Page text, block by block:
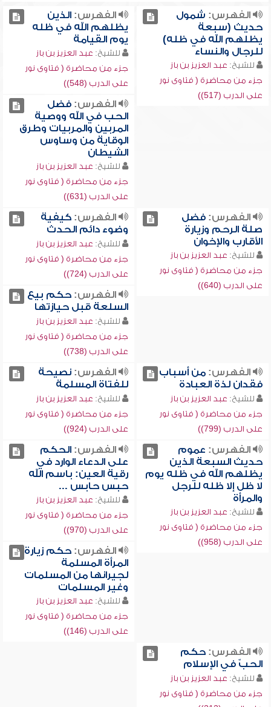
الفهرس: شمول
حديث (سبعة
يظلهم الله في ظله)
للرجال والنساء
للشيخ: عبد العزيز بن باز
جزء من محاضرة ( فتاوى نور
على الدرب (517))
الفهرس:الذين
يظلهم الله في ظله
يوم القيامة
للشيخ: عبد العزيز بن باز
جزء من محاضرة ( فتاوى نور
على الدرب (548))
الفهرس:فضل
الحب في الله ووصية
المربين والمربيات وطرق
الوقاية من وساوس
الشيطان
للشيخ: عبد العزيز بن باز
جزء من محاضرة ( فتاوى نور
على الدرب (631))
الفهرس:فضل
صلة الرحم وزيارة
الأقارب والإخوان
للشيخ: عبد العزيز بن باز
جزء من محاضرة ( فتاوى نور
على الدرب (640))
الفهرس:كيفية
وضوء دائم الحدث
للشيخ: عبد العزيز بن باز
جزء من محاضرة ( فتاوى نور
على الدرب (724))
الفهرس:حكم بيع
السلعة قبل حيازتها
للشيخ: عبد العزيز بن باز
جزء من محاضرة ( فتاوى نور
على الدرب (738))
الفهرس:من أسباب
فقدان لذة العبادة
للشيخ: عبد العزيز بن باز
جزء من محاضرة ( فتاوى نور
على الدرب (799))
الفهرس:نصيحة
للفتاة المسلمة
للشيخ: عبد العزيز بن باز
جزء من محاضرة ( فتاوى نور
على الدرب (924))
الفهرس: عموم
حديث السبعة الذين
يظلهم الله في ظله يوم
لا ظل إلا ظله للرجل
والمرأة
للشيخ: عبد العزيز بن باز
جزء من محاضرة ( فتاوى نور
على الدرب (958))
الفهرس:الحكم
على الدعاء الوارد في
رقية العين: باسم الله
حبس حابس ...
للشيخ: عبد العزيز بن باز
جزء من محاضرة ( فتاوى نور
على الدرب (970))
الفهرس:حكم زيارة
المرأة المسلمة
لجيرانها من المسلمات
وغير المسلمات
للشيخ: عبد العزيز بن باز
جزء من محاضرة ( فتاوى نور
على الدرب (146))
الفهرس:حكم
الحبّ في الإسلام
للشيخ: عبد العزيز بن باز
جزء من محاضرة ( فتاوى نور